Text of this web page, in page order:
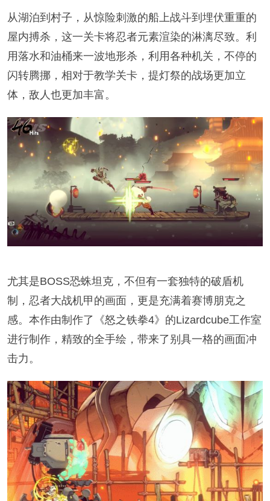
从湖泊到村子，从惊险刺激的船上战斗到埋伏重重的
屋内搏杀，这一关卡将忍者元素渲染的淋漓尽致。利
用落水和油桶来一波地形杀，利用各种机关，不停的
闪转腾挪，相对于教学关卡，提灯祭的战场更加立
体，敌人也更加丰富。
尤其是BOSS恐蛛坦克，不但有一套独特的破盾机
制，忍者大战机甲的画面，更是充满着赛博朋克之
感。本作由制作了《怒之铁拳4》的Lizardcube工作室
进行制作，精致的全手绘，带来了别具一格的画面冲
击力。